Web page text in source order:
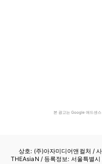
본 광고는 Google 애드센
상호: (주)아자미디어앤컬처 /
THEAsiaN / 등록정보: 서울특별